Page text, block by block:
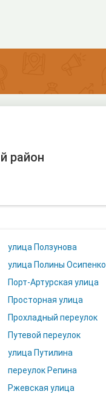
район
улица Ползунова
улица Полины Осипенко
Порт-Артурская улица
Просторная улица
Прохладный переулок
Путевой переулок
улица Путилина
переулок Репина
Ржевская улица